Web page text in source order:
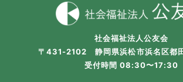
社会福祉法人公友会
〒431-2102 静岡県浜松市浜名区都
受付時間 08:30〜17:30